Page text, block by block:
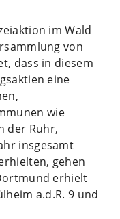
im Wald
von
dass in diesem
eine
wie
der Ruhr,
insgesamt
gehen
erhielt
a.d.R. 9 und